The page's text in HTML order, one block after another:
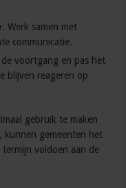
: Werk samen met
communicatie.
voortgang en pas het
blijven reageren op
gebruik te maken
kunnen gemeenten het
voldoen aan de